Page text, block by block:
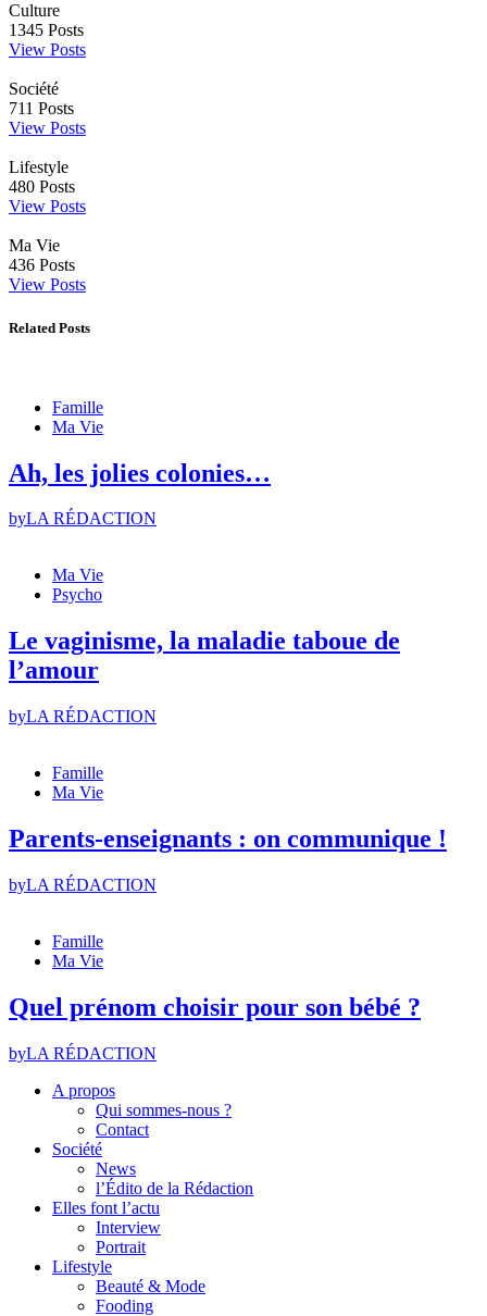
Culture
1345 Posts
View Posts
Société
711 Posts
View Posts
Lifestyle
480 Posts
View Posts
Ma Vie
436 Posts
View Posts
Related Posts
Famille
Ma Vie
Ah, les jolies colonies…
byLA RÉDACTION
Ma Vie
Psycho
Le vaginisme, la maladie taboue de
l’amour
byLA RÉDACTION
Famille
Ma Vie
Parents-enseignants : on communique !
byLA RÉDACTION
Famille
Ma Vie
Quel prénom choisir pour son bébé ?
byLA RÉDACTION
A propos
Qui sommes-nous ?
Contact
Société
News
l’Édito de la Rédaction
Elles font l’actu
Interview
Portrait
Lifestyle
Beauté & Mode
Fooding